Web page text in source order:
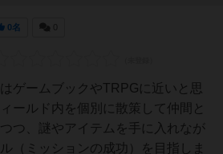
0名
ゲームブックやTRPGに近いと思
ールド内を個別に散策して仲間と
つ、謎やアイテムを手に入れなが
（ミッションの成功）を目指しま